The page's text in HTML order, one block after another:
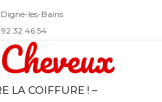
les-Bains
32 46 54
LA COIFFURE ! –